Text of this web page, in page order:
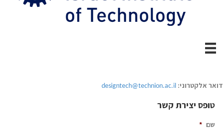
דואר אלקטרוני: designtech@technion.ac.il
טופס יצירת קשר
שם *